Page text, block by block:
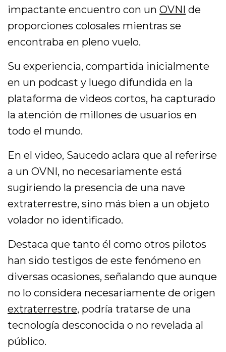
impactante encuentro con unOVNI de
proporciones colosales mientras se
encontraba en pleno vuelo.
Su experiencia, compartida inicialmente
en un podcast y luego difundida en la
plataforma de videos cortos, ha capturado
la atención de millones de usuarios en
todo el mundo.
En el video, Saucedo aclara que al referirse
a un OVNI, no necesariamente está
sugiriendo la presencia de una nave
extraterrestre, sino más bien a un objeto
volador no identificado.
Destaca que tanto él como otros pilotos
han sido testigos de este fenómeno en
diversas ocasiones, señalando que aunque
no lo considera necesariamente de origen
extraterrestre, podría tratarse de una
tecnología desconocida o no revelada al
público.